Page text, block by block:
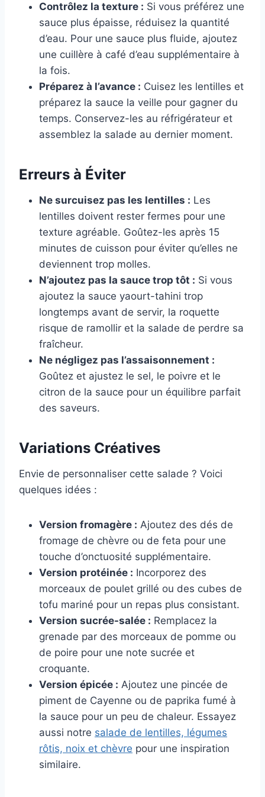
Contrôlez la texture : Si vous préférez une
sauce plus épaisse, réduisez la quantité
d’eau. Pour une sauce plus fluide, ajoutez
une cuillère à café d’eau supplémentaire à
la fois.
Préparez à l’avance : Cuisez les lentilles et
préparez la sauce la veille pour gagner du
temps. Conservez-les au réfrigérateur et
assemblez la salade au dernier moment.
Erreurs à Éviter
Ne surcuisez pas les lentilles : Les
lentilles doivent rester fermes pour une
texture agréable. Goûtez-les après 15
minutes de cuisson pour éviter qu’elles ne
deviennent trop molles.
N’ajoutez pas la sauce trop tôt : Si vous
ajoutez la sauce yaourt-tahini trop
longtemps avant de servir, la roquette
risque de ramollir et la salade de perdre sa
fraîcheur.
Ne négligez pas l’assaisonnement :
Goûtez et ajustez le sel, le poivre et le
citron de la sauce pour un équilibre parfait
des saveurs.
Variations Créatives
Envie de personnaliser cette salade ? Voici
quelques idées :
Version fromagère : Ajoutez des dés de
fromage de chèvre ou de feta pour une
touche d’onctuosité supplémentaire.
Version protéinée : Incorporez des
morceaux de poulet grillé ou des cubes de
tofu mariné pour un repas plus consistant.
Version sucrée-salée : Remplacez la
grenade par des morceaux de pomme ou
de poire pour une note sucrée et
croquante.
Version épicée : Ajoutez une pincée de
piment de Cayenne ou de paprika fumé à
la sauce pour un peu de chaleur. Essayez
aussi notre salade de lentilles, légumes
rôtis, noix et chèvre pour une inspiration
similaire.